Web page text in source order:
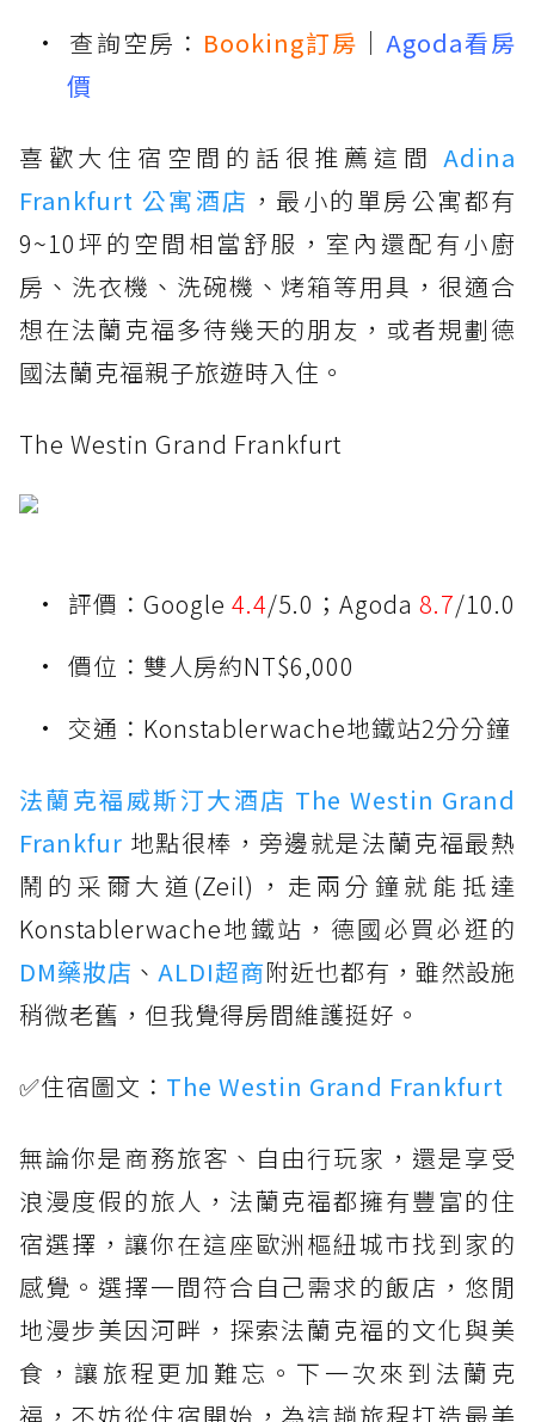
查詢空房： Booking訂房 ｜ Agoda看房
價
喜歡大住宿空間的話很推薦這間 Adina
Frankfurt 公寓酒店 ，最小的單房公寓都有
9~10坪的空間相當舒服，室內還配有小廚
房、洗衣機、洗碗機、烤箱等用具，很適合
想在法蘭克福多待幾天的朋友，或者規劃德
國法蘭克福親子旅遊時入住。
The Westin Grand Frankfurt
評價：Google 4.4/5.0；Agoda 8.7/10.0
價位：雙人房約NT$6,000
交通：Konstablerwache地鐵站2分分鐘
法蘭克福威斯汀大酒店 The Westin Grand
Frankfur 地點很棒，旁邊就是法蘭克福最熱
鬧的采爾大道(Zeil)，走兩分鐘就能抵達
Konstablerwache地鐵站，德國必買必逛的
DM藥妝店 、 ALDI超商附近也都有，雖然設施
稍微老舊，但我覺得房間維護挺好。
✅住宿圖文： The Westin Grand Frankfurt
無論你是商務旅客、自由行玩家，還是享受
浪漫度假的旅人，法蘭克福都擁有豐富的住
宿選擇，讓你在這座歐洲樞紐城市找到家的
感覺。選擇一間符合自己需求的飯店，悠閒
地漫步美因河畔，探索法蘭克福的文化與美
食，讓旅程更加難忘。下一次來到法蘭克